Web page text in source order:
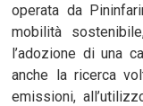
operata da
mobilità
l’adozione di una
anche la ricerca
emissioni,